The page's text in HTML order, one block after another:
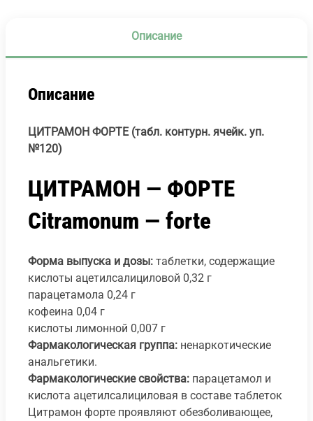
Описание
Описание
ЦИТРАМОН ФОРТЕ (табл. контурн. ячейк. уп.
№120)
ЦИТРАМОН — ФОРТЕ
Сitramonum — forte
Форма выпуска и дозы: таблетки, содержащие
кислоты ацетилсалициловой 0,32 г
парацетамола 0,24 г
кофеина 0,04 г
кислоты лимонной 0,007 г
Фармакологическая группа: ненаркотические
анальгетики.
Фармакологические свойства: парацетамол и
кислота ацетилсалициловая в составе таблеток
Цитрамон форте проявляют обезболивающее,